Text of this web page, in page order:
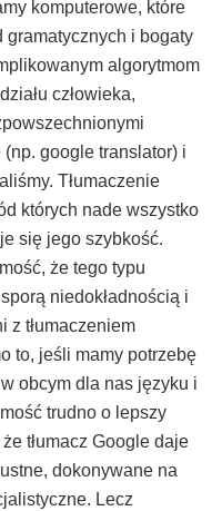
komputerowe, które
i bogaty
algorytmom
człowieka,
google translator) i
Tłumaczenie
których nade wszystko
się jego szybkość.
że tego typu
niedokładnością i
z tłumaczeniem
to, jeśli mamy potrzebę
obcym dla nas języku i
trudno o lepszy
tłumacz Google daje
dokonywane na
Lecz